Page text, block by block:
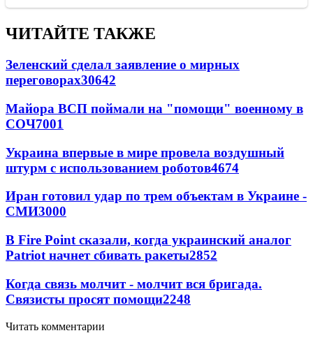
ЧИТАЙТЕ ТАКЖЕ
Зеленский сделал заявление о мирных
переговорах30642
Майора ВСП поймали на "помощи" военному в
СОЧ7001
Украина впервые в мире провела воздушный
штурм с использованием роботов4674
Иран готовил удар по трем объектам в Украине -
СМИ3000
В Fire Point сказали, когда украинский аналог
Patriot начнет сбивать ракеты2852
Когда связь молчит - молчит вся бригада.
Связисты просят помощи2248
Читать комментарии